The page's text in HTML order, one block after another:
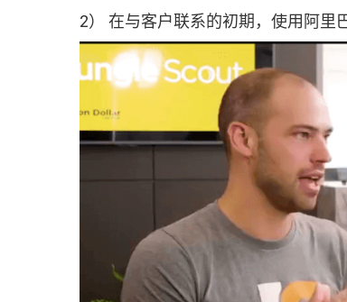
2） 在与客户联系的初期，使用阿里